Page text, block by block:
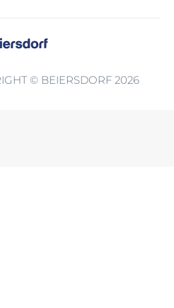
© BEIERSDORF 2026